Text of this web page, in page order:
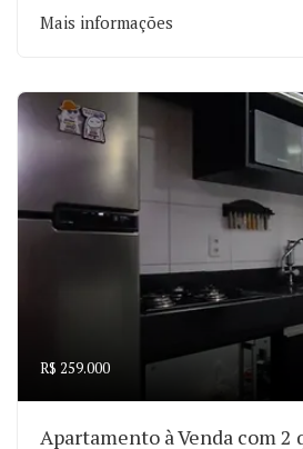
Mais informações
R$ 259.000
Apartamento à Venda com 2